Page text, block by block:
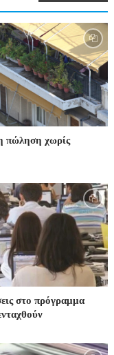
πώληση χωρίς
στο πρόγραμμα